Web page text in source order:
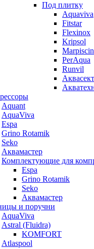
Под плитку
Aquaviva
Fitstar
Flexinox
Kripsol
PerAqua
Runvil
Aquant
AquaViva
Espa
Grino Rotamik
Seko
Аквамастер
Комплектующие для
Espa
Grino Rotamik
Seko
Аквамастер
и поручни
AquaViva
Astral (Fluidra)
KOMFORT
Atlaspool